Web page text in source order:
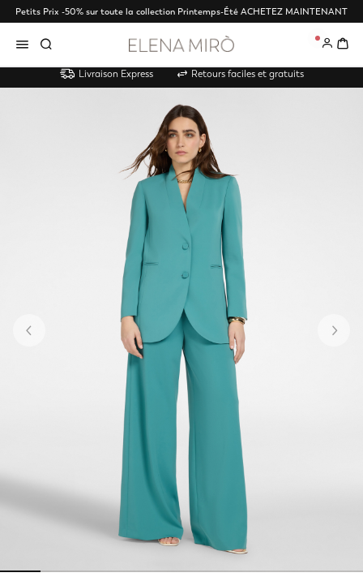
Petits Prix -50% sur toute la collection Printemps-Été ACHETEZ MAINTENANT
0
Livraison Express Retours faciles et gratuits
Précédent